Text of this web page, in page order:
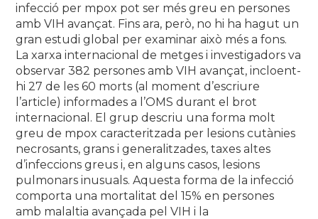
infecció per mpox pot ser més greu en persones
amb VIH avançat. Fins ara, però, no hi ha hagut un
gran estudi global per examinar això més a fons.
La xarxa internacional de metges i investigadors va
observar 382 persones amb VIH avançat, incloent-
hi 27 de les 60 morts (al moment d’escriure
l’article) informades a l’OMS durant el brot
internacional. El grup descriu una forma molt
greu de mpox caracteritzada per lesions cutànies
necrosants, grans i generalitzades, taxes altes
d’infeccions greus i, en alguns casos, lesions
pulmonars inusuals. Aquesta forma de la infecció
comporta una mortalitat del 15% en persones
amb malaltia avançada pel VIH i la